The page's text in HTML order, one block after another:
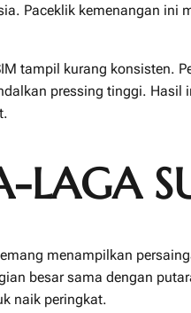
Paceklik kemenangan
tampil kurang konsisten.
pressing tinggi.
LAGA
menampilkan
besar sama dengan
naik peringkat.